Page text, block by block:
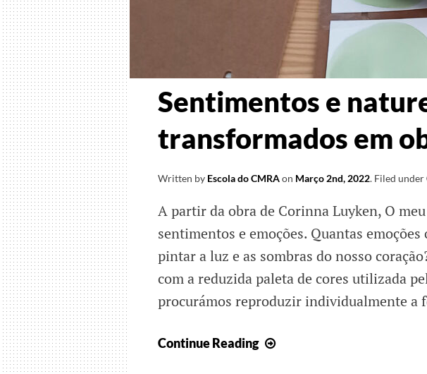
Sentimentos e
transformados em
Written by Escola do CMRAon Março 2nd, 2022. Filed under
A partir da obra de Corinna Luyken, O
sentimentos e emoções. Quantas emoções
pintar a luz e as sombras do nosso
com a reduzida paleta de cores utilizada
procurámos reproduzir individualmente a
Continue Reading